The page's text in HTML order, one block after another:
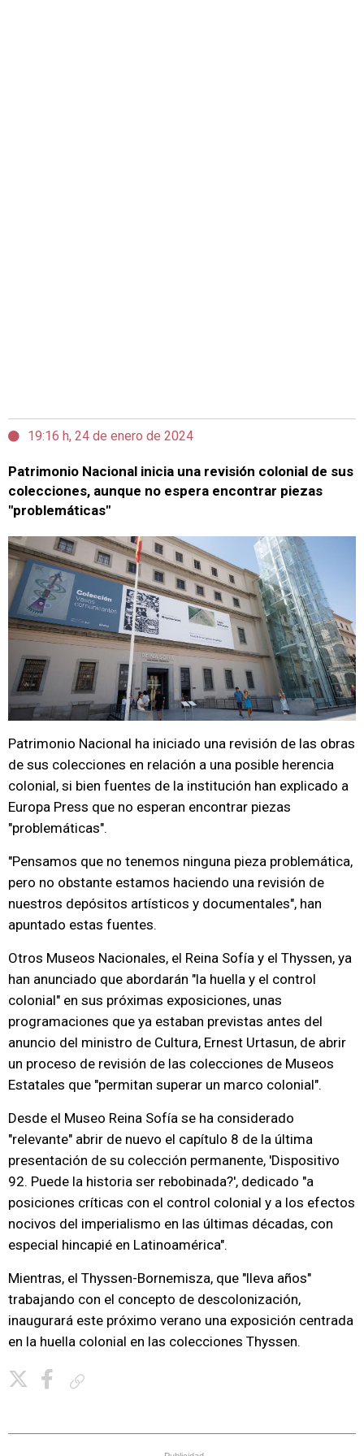
19:16 h, 24 de enero de 2024
Patrimonio Nacional inicia una revisión colonial de sus
colecciones, aunque no espera encontrar piezas
"problemáticas"
Patrimonio Nacional ha iniciado una revisión de las obras
de sus colecciones en relación a una posible herencia
colonial, si bien fuentes de la institución han explicado a
Europa Press que no esperan encontrar piezas
"problemáticas".
"Pensamos que no tenemos ninguna pieza problemática,
pero no obstante estamos haciendo una revisión de
nuestros depósitos artísticos y documentales", han
apuntado estas fuentes.
Otros Museos Nacionales, el Reina Sofía y el Thyssen, ya
han anunciado que abordarán "la huella y el control
colonial" en sus próximas exposiciones, unas
programaciones que ya estaban previstas antes del
anuncio del ministro de Cultura, Ernest Urtasun, de abrir
un proceso de revisión de las colecciones de Museos
Estatales que "permitan superar un marco colonial".
Desde el Museo Reina Sofía se ha considerado
"relevante" abrir de nuevo el capítulo 8 de la última
presentación de su colección permanente, 'Dispositivo
92. Puede la historia ser rebobinada?', dedicado "a
posiciones críticas con el control colonial y a los efectos
nocivos del imperialismo en las últimas décadas, con
especial hincapié en Latinoamérica".
Mientras, el Thyssen-Bornemisza, que "lleva años"
trabajando con el concepto de descolonización,
inaugurará este próximo verano una exposición centrada
en la huella colonial en las colecciones Thyssen.